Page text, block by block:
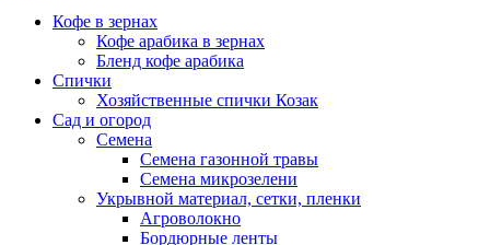
Кофе в зернах
Кофе арабика в зернах
Бленд кофе арабика
Спички
Хозяйственные спички Козак
Сад и огород
Семена
Семена газонной травы
Семена микрозелени
Укрывной материал, сетки, пленки
Агроволокно
Бордюрные ленты